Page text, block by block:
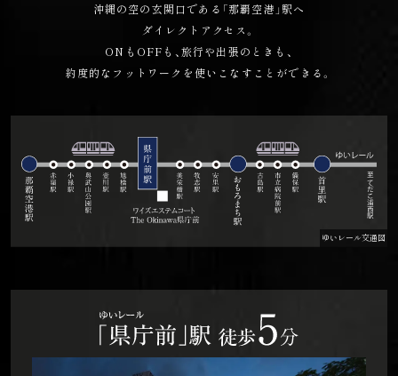
沖縄の空の玄関口である「那覇空港」駅へ
ダイレクトアクセス。
ONもOFFも、旅行や出張のときも、
約度的なフットワークを使いこなすことができる。
ゆいレール交通図